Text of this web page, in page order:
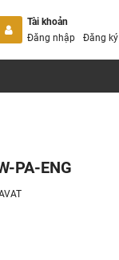
Tài khoản
Đăng nhập
Đăng ký
PA-ENG